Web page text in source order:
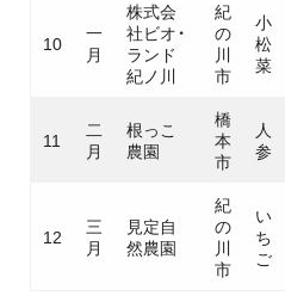
10
一
月
株式会
社ビオ・
ランド
紀ノ川
紀
の
川
市
小
松
菜
11
二
月
根っこ
農園
橋
本
市
人
参
12
三
月
見定自
然農園
紀
の
川
市
い
ち
ご